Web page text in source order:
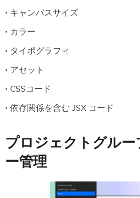
キャンバスサイズ
カラー
タイポグラフィ
アセット
CSSコード
依存関係を含む JSX コード
プロジェクトグル
ー管理